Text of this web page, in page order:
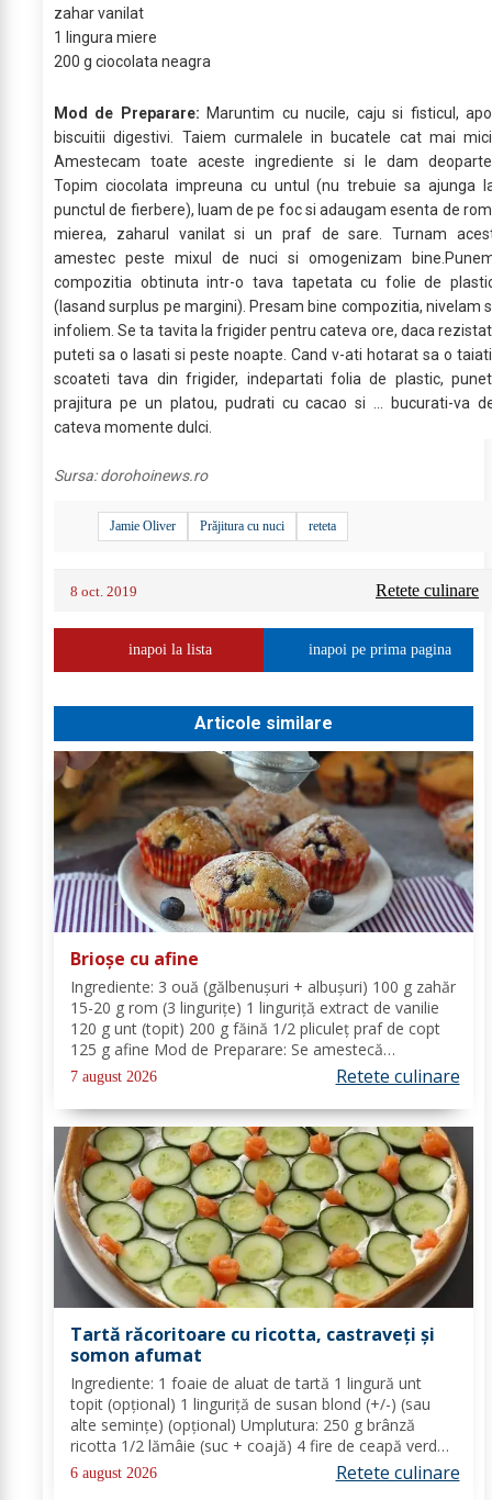
zahar vanilat
1 lingura miere
200 g ciocolata neagra
Mod de Preparare: Maruntim cu nucile, caju si fisticul,
biscuitii digestivi. Taiem curmalele in bucatele cat mai
Amestecam toate aceste ingrediente si le dam
Topim ciocolata impreuna cu untul (nu trebuie sa ajunga
punctul de fierbere), luam de pe foc si adaugam esenta de
mierea, zaharul vanilat si un praf de sare. Turnam
amestec peste mixul de nuci si omogenizam
compozitia obtinuta intr-o tava tapetata cu folie de
(lasand surplus pe margini). Presam bine compozitia, nivelam
infoliem. Se ta tavita la frigider pentru cateva ore, daca
puteti sa o lasati si peste noapte. Cand v-ati hotarat sa o
scoateti tava din frigider, indepartati folia de plastic,
prajitura pe un platou, pudrati cu cacao si ... bucurati-va
cateva momente dulci.
Sursa:dorohoinews.ro
Jamie Oliver Prăjitura cu nuci reteta
8 oct. 2019 Retete culinare
inapoi la lista inapoi pe prima pagina
Articole similare
Brioșe cu afine
Ingrediente: 3 ouă (gălbenușuri + albușuri) 100 g zahăr
15-20 g rom (3 lingurițe) 1 linguriță extract de vanilie
120 g unt (topit) 200 g făină 1/2 pliculeț praf de copt
125 g afine Mod de Preparare: Se amestecă
gălbenușurile cu zahărul, romul și vanilia. Se adaugă
untul topit, făina și praful de...
7 august 2026 Retete culinare
Tartă răcoritoare cu ricotta, castraveți și
somon afumat
Ingrediente: 1 foaie de aluat de tartă 1 lingură unt
topit (opțional) 1 linguriță de susan blond (+/-) (sau
alte semințe) (opțional) Umplutura: 250 g brânză
ricotta 1/2 lămâie (suc + coajă) 4 fire de ceapă verde
(+/-) piper Toppinguri: 1 castravete 80 gr somon
afumat 1 linguriță semințe de susan...
6 august 2026 Retete culinare